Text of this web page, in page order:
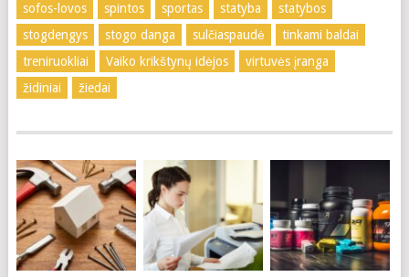
sofos-lovos
spintos sportas statyba
statybos
stogdengys
stogo danga sulčiaspaudė
tinkami baldai
treniruokliai
Vaiko krikštynų idėjos
virtuvės įranga
židiniai
žiedai